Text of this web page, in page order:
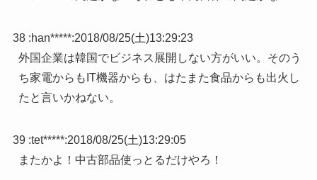
38 :han*****:2018/08/25(土)13:29:23
外国企業は韓国でビジネス展開しない方がいい。そのう
ち家電からもIT機器からも、はたまた食品からも出火し
たと言いかねない。
39 :tet*****:2018/08/25(土)13:29:05
またかよ！中古部品使っとるだけやろ！